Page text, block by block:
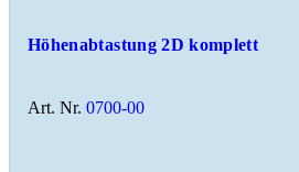
Höhenabtastung 2D komplett
Art. Nr. 0700-00